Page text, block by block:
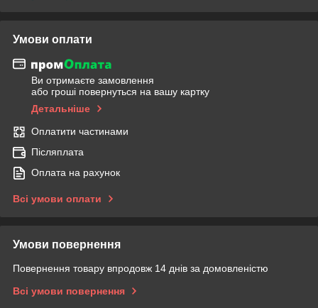
Умови оплати
Ви отримаєте замовлення
або гроші повернуться на вашу картку
Детальніше
Оплатити частинами
Післяплата
Оплата на рахунок
Всі умови оплати
Умови повернення
Повернення товару впродовж 14 днів за домовленістю
Всі умови повернення